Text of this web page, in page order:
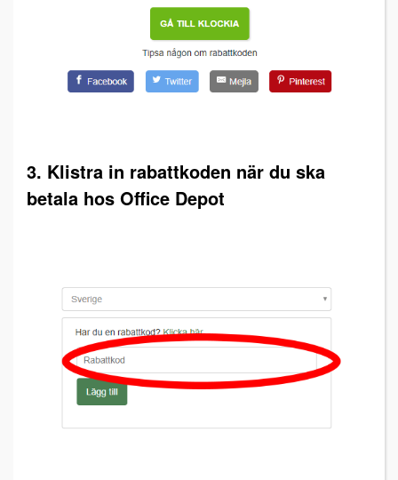
3. Klistra in rabattkoden när du ska
betala hos Office Depot